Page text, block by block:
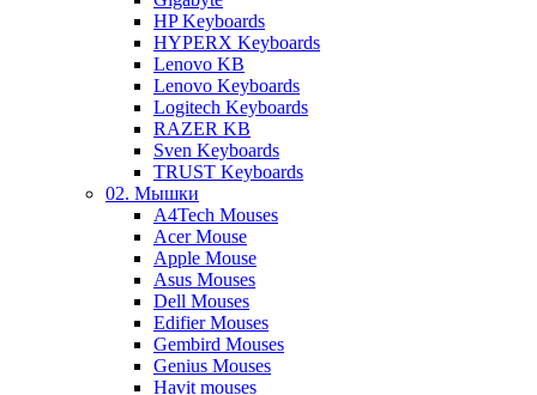
HP Keyboards
HYPERX Keyboards
Lenovo KB
Lenovo Keyboards
Logitech Keyboards
RAZER KB
Sven Keyboards
TRUST Keyboards
02. Мышки
A4Tech Mouses
Acer Mouse
Apple Mouse
Asus Mouses
Dell Mouses
Edifier Mouses
Gembird Mouses
Genius Mouses
Havit mouses